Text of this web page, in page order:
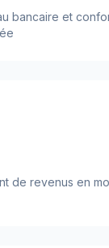
bancaire et
de revenus en